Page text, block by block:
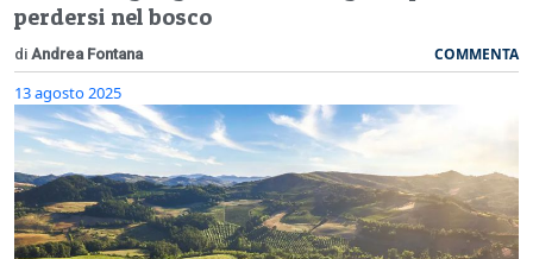
perdersi nel bosco
di Andrea Fontana COMMENTA
13 agosto 2025